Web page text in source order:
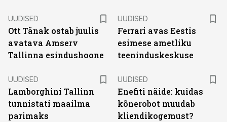
UUDISED
Ott Tänak ostab juulis
avatava Amserv
Tallinna esindushoone
UUDISED
Ferrari avas Eestis
esimese ametliku
teeninduskeskuse
UUDISED
Lamborghini Tallinn
tunnistati maailma
parimaks
UUDISED
Enefiti näide: kuidas
kõnerobot muudab
kliendikogemust?